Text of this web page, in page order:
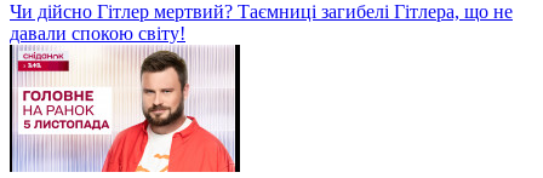
Чи дійсно Гітлер мертвий? Таємниці загибелі Гітлера, що не
давали спокою світу!